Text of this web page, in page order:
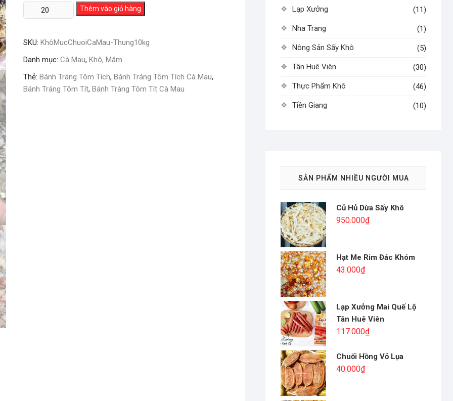
Mực
Cà
Mau
lượng
Thêm vào giỏ hàng
SKU: KhôMucChuoiCaMau-Thung10kg
Danh mục: Cà Mau, Khô, Mắm
Thẻ: Bánh Tráng Tôm Tích, Bánh Tráng Tôm Tích Cà Mau,
Bánh Tráng Tôm Tít, Bánh Tráng Tôm Tít Cà Mau
Lạp Xưởng (11)
Nha Trang (1)
Nông Sản Sấy Khô (5)
Tân Huê Viên (30)
Thực Phẩm Khô (46)
Tiền Giang (10)
SẢN PHẨM NHIỀU NGƯỜI MUA
Củ Hủ Dừa Sấy Khô
950.000₫
Hạt Me Rim Đác Khóm
43.000₫
Lạp Xưởng Mai Quế Lộ
Tân Huê Viên
117.000₫
Chuối Hồng Vỏ Lụa
40.000₫